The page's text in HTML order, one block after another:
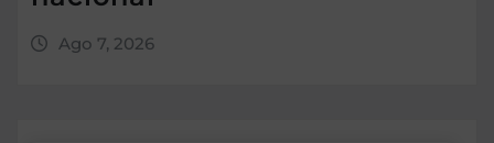
Ago 7, 2026